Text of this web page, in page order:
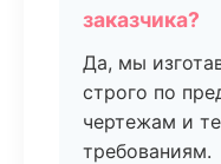
заказчика?
Да, мы
строго по
чертежам и
требованиям.